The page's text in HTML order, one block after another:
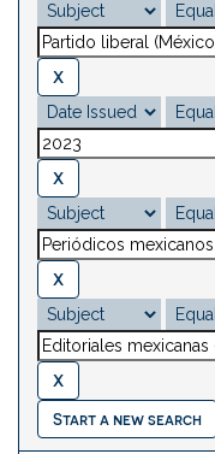
Start a new search